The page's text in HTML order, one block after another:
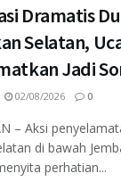
Dramatis
Selatan,
Jadi
02/08/2026 0
– Aksi
di bawah
perhatian...